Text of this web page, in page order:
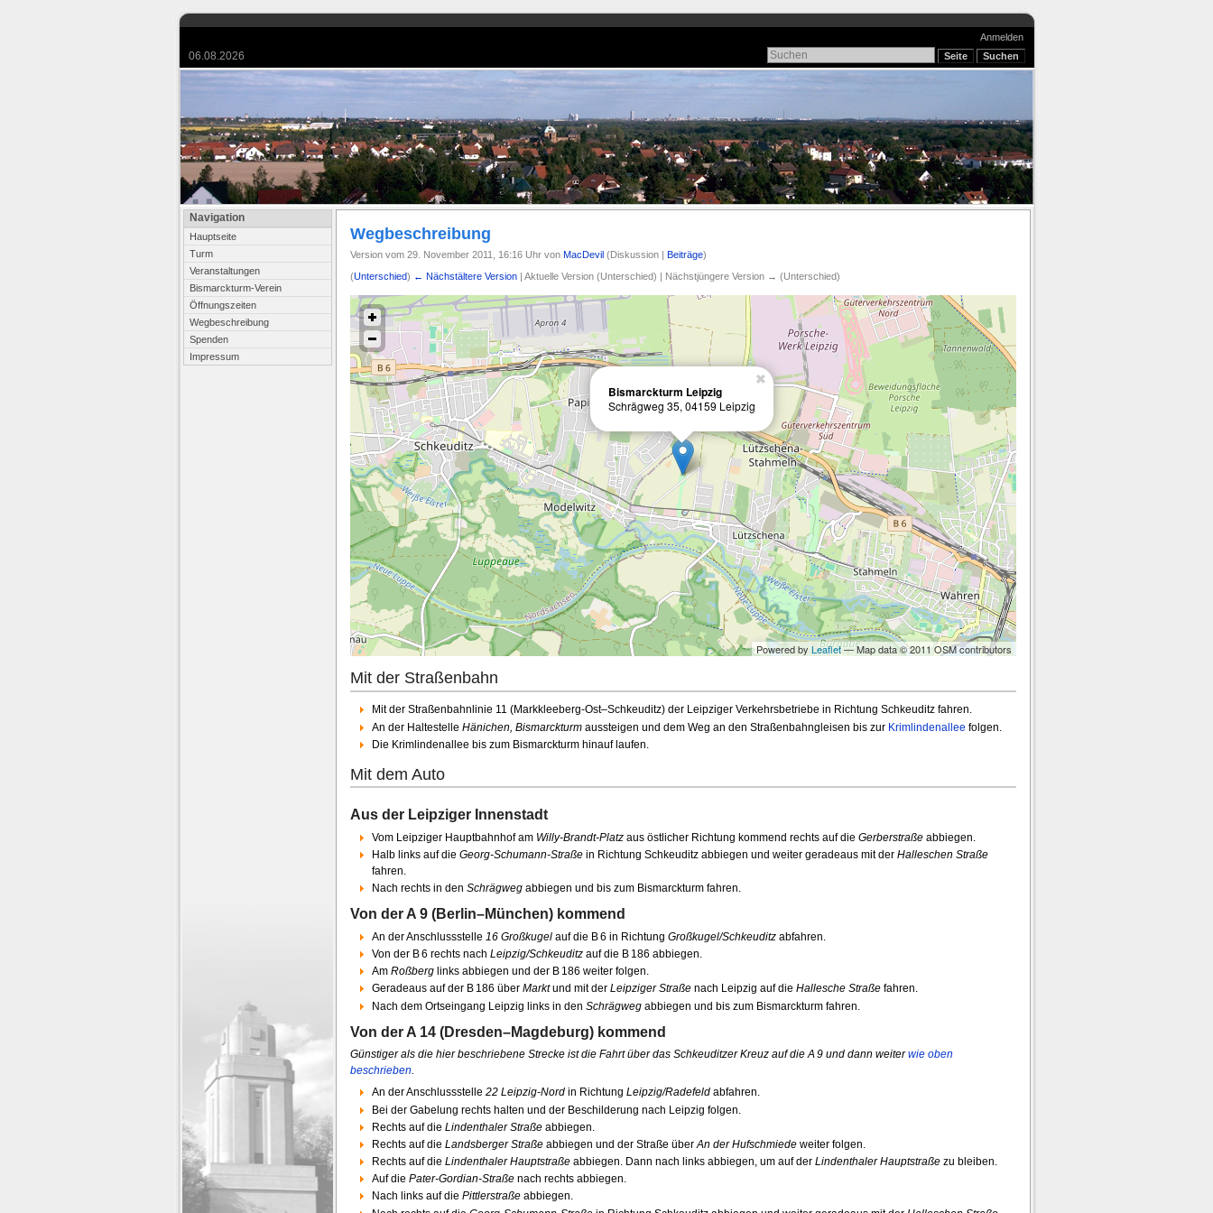
06.08.2026
Anmelden
Navigation
Hauptseite
Turm
Veranstaltungen
Bismarckturm-Verein
Öffnungszeiten
Wegbeschreibung
Spenden
Impressum
Wegbeschreibung
Version vom 29. November 2011, 16:16 Uhr von MacDevil (Diskussion | Beiträge)
(Unterschied) ← Nächstältere Version| Aktuelle Version (Unterschied) | Nächstjüngere Version → (Unterschied)
Bismarckturm Leipzig
Schrägweg 35, 04159 Leipzig
Powered by Leaflet— Map data © 2011 OSM contributors
Mit der Straßenbahn
Mit der Straßenbahnlinie 11 (Markkleeberg-Ost–Schkeuditz) der Leipziger Verkehrsbetriebe in Richtung Schkeuditz fahren.
An der Haltestelle Hänichen, Bismarckturmaussteigen und dem Weg an den Straßenbahngleisen bis zur Krimlindenallee folgen.
Die Krimlindenallee bis zum Bismarckturm hinauf laufen.
Mit dem Auto
Aus der Leipziger Innenstadt
Vom Leipziger Hauptbahnhof am Willy-Brandt-Platzaus östlicher Richtung kommend rechts auf die Gerberstraßeabbiegen.
Halb links auf die Georg-Schumann-Straßein Richtung Schkeuditz abbiegen und weiter geradeaus mit der Halleschen Straße
fahren.
Nach rechts in den Schrägwegabbiegen und bis zum Bismarckturm fahren.
Von der A 9 (Berlin–München) kommend
An der Anschlussstelle 16 Großkugelauf die B 6 in Richtung Großkugel/Schkeuditzabfahren.
Von der B 6 rechts nach Leipzig/Schkeuditzauf die B 186 abbiegen.
Am Roßberglinks abbiegen und der B 186 weiter folgen.
Geradeaus auf der B 186 über Marktund mit der Leipziger Straßenach Leipzig auf die Hallesche Straßefahren.
Nach dem Ortseingang Leipzig links in den Schrägwegabbiegen und bis zum Bismarckturm fahren.
Von der A 14 (Dresden–Magdeburg) kommend
Günstiger als die hier beschriebene Strecke ist die Fahrt über das Schkeuditzer Kreuz auf die A 9 und dann weiterwie oben
beschrieben.
An der Anschlussstelle 22 Leipzig-Nordin Richtung Leipzig/Radefeldabfahren.
Bei der Gabelung rechts halten und der Beschilderung nach Leipzig folgen.
Rechts auf die Lindenthaler Straßeabbiegen.
Rechts auf die Landsberger Straßeabbiegen und der Straße überAn der Hufschmiedeweiter folgen.
Rechts auf die Lindenthaler Hauptstraßeabbiegen. Dann nach links abbiegen, um auf der Lindenthaler Hauptstraßezu bleiben.
Auf die Pater-Gordian-Straßenach rechts abbiegen.
Nach links auf die Pittlerstraßeabbiegen.